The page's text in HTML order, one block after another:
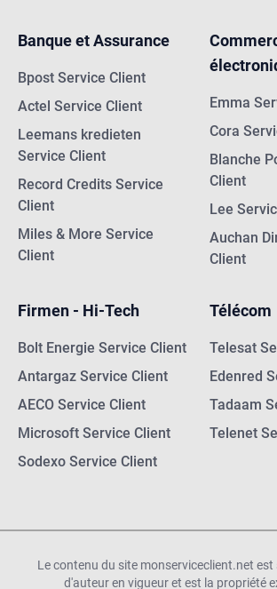
Banque et Assurance
Bpost Service Client
Actel Service Client
Leemans kredieten
Service Client
Record Credits Service
Client
Miles & More Service
Client
Emma
Cora
Blanche
Client
Lee
Auchan
Client
Firmen - Hi-Tech
Bolt Energie Service Client
Antargaz Service Client
AECO Service Client
Microsoft Service Client
Sodexo Service Client
Télécom
Telesat
Edenred
Tadaam
Telenet
Le contenu du site monserviceclient.net
d'auteur en vigueur et est la propriété